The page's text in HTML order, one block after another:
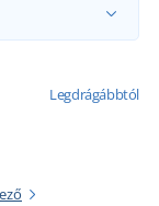
Legdrágábbtól